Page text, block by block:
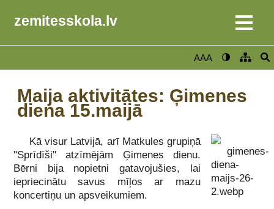
zemitesskola.lv
AAA
Maija aktivitātes: Ģimenes
diena 15.maijā
Kā visur Latvijā, arī Matkules grupiņā
"Sprīdīši" atzīmējām Ģimenes dienu.
Bērni bija nopietni gatavojušies, lai
iepriecinātu savus mīļos ar mazu
koncertiņu un apsveikumiem.